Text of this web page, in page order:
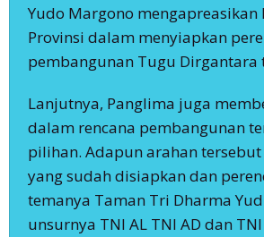
Yudo Margono mengapreasikan
Provinsi dalam menyiapkan
pembangunan Tugu Dirgantara
Lanjutnya, Panglima juga
dalam rencana pembangunan
pilihan. Adapun arahan tersebut
yang sudah disiapkan dan
temanya Taman Tri Dharma
unsurnya TNI AL TNI AD dan TNI